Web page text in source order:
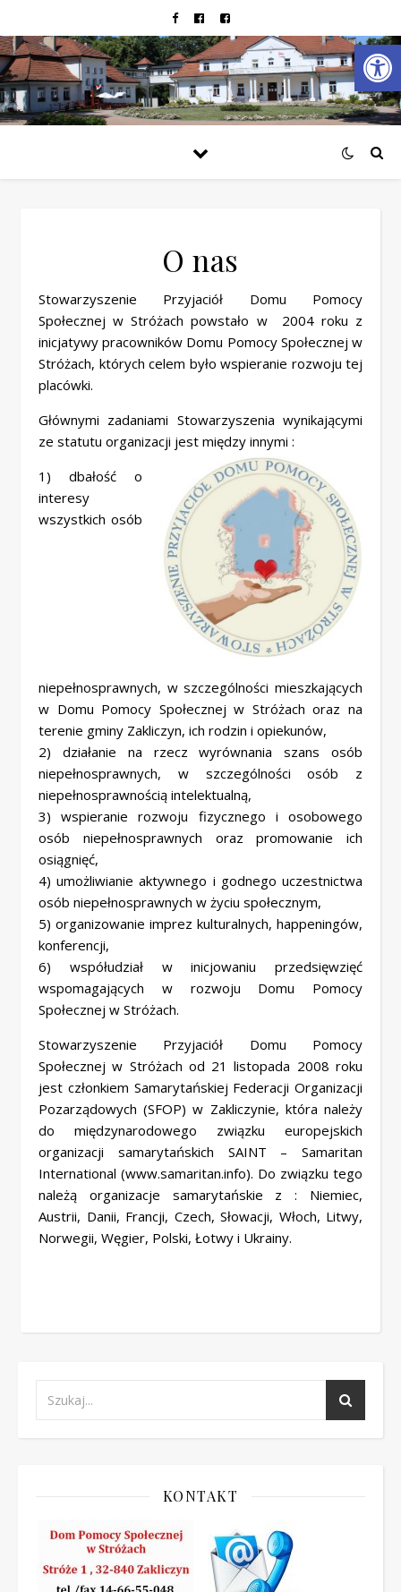
O nas
Stowarzyszenie Przyjaciół Domu Pomocy
Społecznej w Stróżach powstało w 2004 roku z
inicjatywy pracowników Domu Pomocy Społecznej w
Stróżach, których celem było wspieranie rozwoju tej
placówki.
Głównymi zadaniami Stowarzyszenia wynikającymi
ze statutu organizacji jest między innymi :
1) dbałość o
interesy
wszystkich osób
niepełnosprawnych, w szczególności mieszkających
w Domu Pomocy Społecznej w Stróżach oraz na
terenie gminy Zakliczyn, ich rodzin i opiekunów,
2) działanie na rzecz wyrównania szans osób
niepełnosprawnych, w szczególności osób z
niepełnosprawnością intelektualną,
3) wspieranie rozwoju fizycznego i osobowego
osób niepełnosprawnych oraz promowanie ich
osiągnięć,
4) umożliwianie aktywnego i godnego uczestnictwa
osób niepełnosprawnych w życiu społecznym,
5) organizowanie imprez kulturalnych, happeningów,
konferencji,
6) współudział w inicjowaniu przedsięwzięć
wspomagających w rozwoju Domu Pomocy
Społecznej w Stróżach.
Stowarzyszenie Przyjaciół Domu Pomocy
Społecznej w Stróżach od 21 listopada 2008 roku
jest członkiem Samarytańskiej Federacji Organizacji
Pozarządowych (SFOP) w Zakliczynie, która należy
do międzynarodowego związku europejskich
organizacji samarytańskich SAINT – Samaritan
International (www.samaritan.info). Do związku tego
należą organizacje samarytańskie z : Niemiec,
Austrii, Danii, Francji, Czech, Słowacji, Włoch, Litwy,
Norwegii, Węgier, Polski, Łotwy i Ukrainy.
KONTAKT